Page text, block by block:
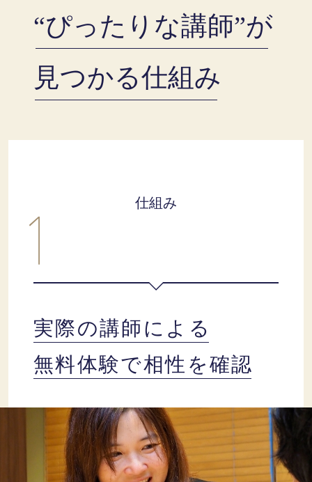
“ぴったりな講師”が
見つかる仕組み
仕組み
実際の講師による
無料体験で相性を確認